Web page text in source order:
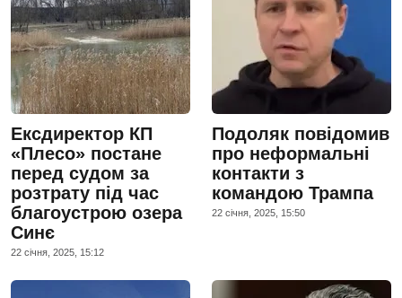
Ексдиректор КП
«Плесо» постане
перед судом за
розтрату під час
благоустрою озера
Синє
22 сiчня, 2025, 15:12
Подоляк повідомив
про неформальні
контакти з
командою Трампа
22 сiчня, 2025, 15:50